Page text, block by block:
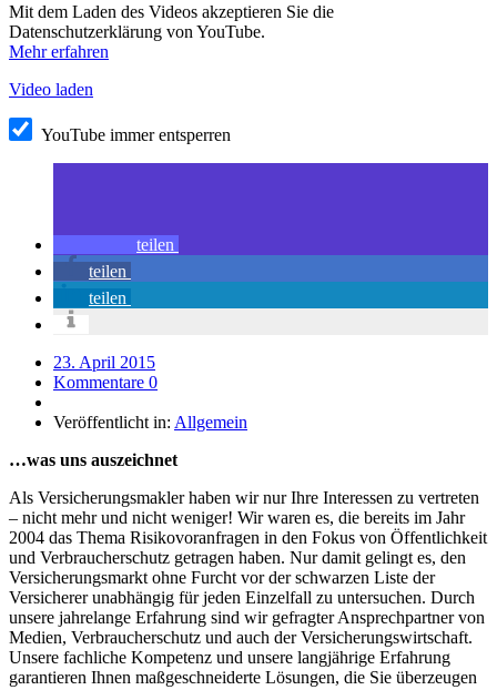
Mit dem Laden des Videos akzeptieren Sie die
Datenschutzerklärung von YouTube.
Mehr erfahren
Video laden
YouTube immer entsperren
teilen
teilen
teilen
23. April 2015
Kommentare 0
Veröffentlicht in: Allgemein
…was uns auszeichnet
Als Versicherungsmakler haben wir nur Ihre Interessen zu vertreten
– nicht mehr und nicht weniger! Wir waren es, die bereits im Jahr
2004 das Thema Risikovoranfragen in den Fokus von Öffentlichkeit
und Verbraucherschutz getragen haben. Nur damit gelingt es, den
Versicherungsmarkt ohne Furcht vor der schwarzen Liste der
Versicherer unabhängig für jeden Einzelfall zu untersuchen. Durch
unsere jahrelange Erfahrung sind wir gefragter Ansprechpartner von
Medien, Verbraucherschutz und auch der Versicherungswirtschaft.
Unsere fachliche Kompetenz und unsere langjährige Erfahrung
garantieren Ihnen maßgeschneiderte Lösungen, die Sie überzeugen